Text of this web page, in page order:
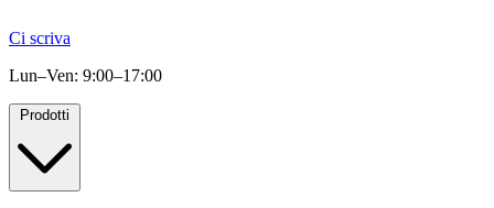
Ci scriva
Lun–Ven: 9:00–17:00
Prodotti